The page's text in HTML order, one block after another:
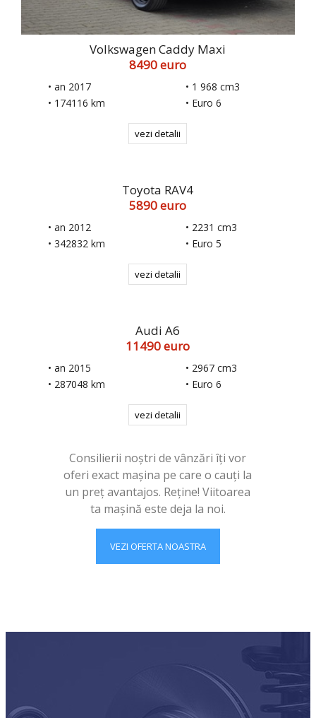
Volkswagen Caddy Maxi
8490 euro
• an 2017
• 174116 km
• 1 968 cm3
• Euro 6
vezi detalii
Toyota RAV4
5890 euro
• an 2012
• 342832 km
• 2231 cm3
• Euro 5
vezi detalii
Audi A6
11490 euro
• an 2015
• 287048 km
• 2967 cm3
• Euro 6
vezi detalii
Consilierii noștri de vânzări îți vor
oferi exact mașina pe care o cauți la
un preț avantajos. Reține! Viitoarea
ta mașină este deja la noi.
VEZI OFERTA NOASTRA